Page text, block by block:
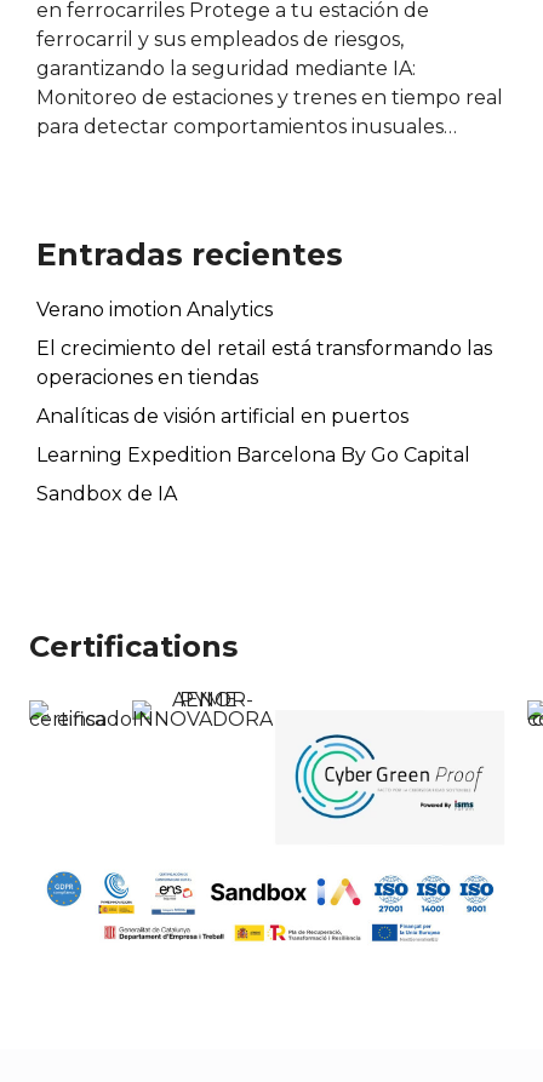
en ferrocarriles Protege a tu estación de
ferrocarril y sus empleados de riesgos,
garantizando la seguridad mediante IA:
Monitoreo de estaciones y trenes en tiempo real
para detectar comportamientos inusuales…
Entradas recientes
Verano imotion Analytics
El crecimiento del retail está transformando las
operaciones en tiendas
Analíticas de visión artificial en puertos
Learning Expedition Barcelona By Go Capital
Sandbox de IA
Certifications